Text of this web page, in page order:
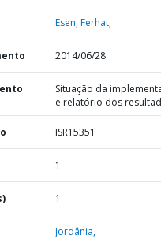
Esen, Ferhat;
2014/06/28
Situação da
e relatório dos
ISR15351
1
1
Jordânia,